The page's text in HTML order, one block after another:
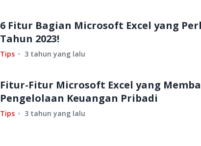
6 Fitur Bagian Microsoft Excel yang
Tahun 2023!
Tips 3 tahun yang lalu
Fitur-Fitur Microsoft Excel yang
Pengelolaan Keuangan Pribadi
Tips 3 tahun yang lalu